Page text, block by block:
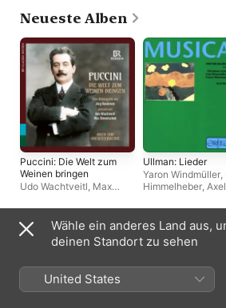
Neueste Alben
Puccini: Die Welt zum
Weinen bringen
Udo Wachtveitl, Max
Ullman: Lieder
Yaron Windmüller,
Himmelheber,
Live-Alben
Wähle ein anderes Land aus,
deinen Standort zu sehen
United States